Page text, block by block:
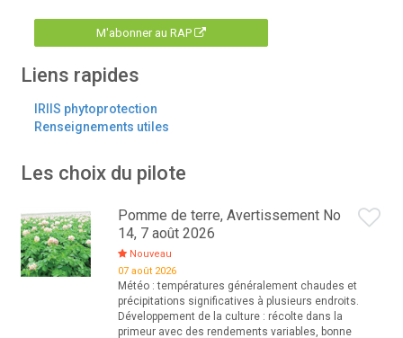
M'abonner au RAP
Liens rapides
IRIIS phytoprotection
Renseignements utiles
Les choix du pilote
Pomme de terre, Avertissement No
14, 7 août 2026
Nouveau
07 août 2026
Météo : températures généralement chaudes et
précipitations significatives à plusieurs endroits.
Développement de la culture : récolte dans la
primeur avec des rendements variables, bonne